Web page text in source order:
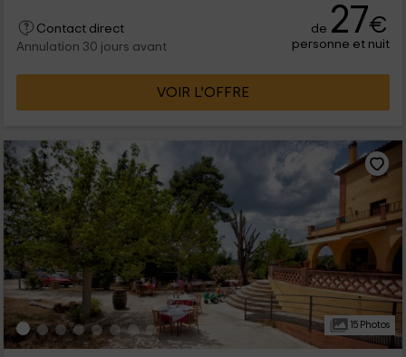
Contact direct
Annulation 30 jours avant
de 27€
personne et nuit
VOIR L’OFFRE
15 Photos